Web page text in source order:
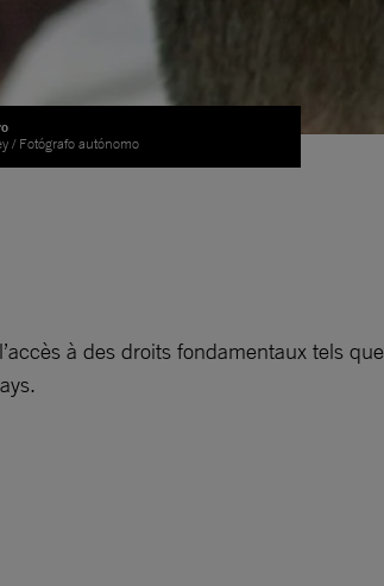
/ Fotógrafo autónomo
à des droits fondamentaux tels que